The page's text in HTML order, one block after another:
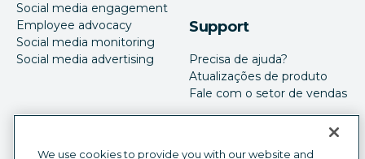
Social media engagement
Employee advocacy
Social media monitoring
Social media advertising
Support
Precisa de ajuda?
Atualizações de produto
Fale com o setor de vendas
We use cookies to provide you with our website and